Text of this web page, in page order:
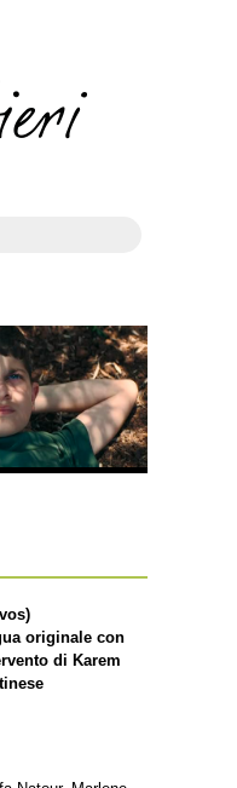
originale con
di Karem